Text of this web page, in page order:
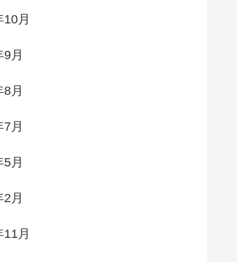
月
月
月
月
月
月
月